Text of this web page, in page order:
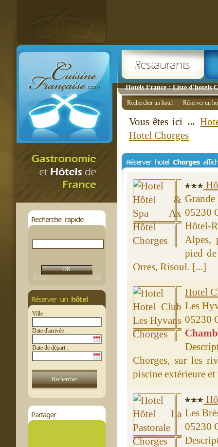
Hotels France : Liste d'hotels
Recherche rapide
Réserver un hôtel
Ville :
Date d'arrivée :
Date de départ :
Partager
Rechercher un hotel Réserver un
Vous êtes ici
Hotel Chorges
Réserver hotel Chorges
05230
Hôtel-
Alpes,
pied
Orres, Risoul. [...]
Hotel
Les
05230
Chorges, sur les
piscine extérieure
Les
05230